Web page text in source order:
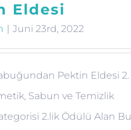
Eldesi
| Juni 23rd, 2022
Pektin Eldesi 2.
Sabun ve Temizlik
2.lik Ödülü Alan Bu